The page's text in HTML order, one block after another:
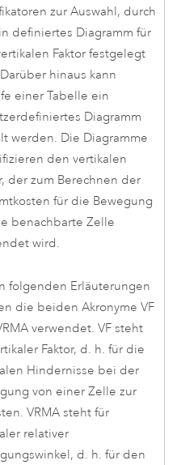
zur Auswahl, durch
definiertes Diagramm für
Faktor festgelegt
hinaus kann
einer Tabelle ein
Diagramm
werden. Die Diagramme
den vertikalen
der zum Berechnen der
für die Bewegung
benachbarte Zelle
wird.
folgenden Erläuterungen
die beiden Akronyme VF
verwendet. VF steht
Faktor, d. h. für die
Hindernisse bei der
von einer Zelle zur
VRMA steht für
relativer
d. h. für den